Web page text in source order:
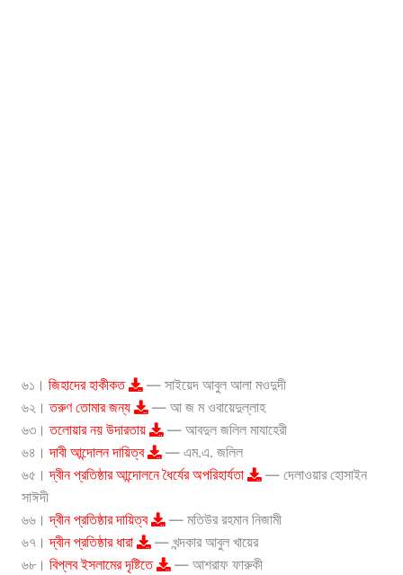
৬১। জিহাদের হাকীকত
— সাইয়েদ আবুল আলা মওদুদী
৬২।তরুণ তোমার জন্য
— আ জ ম ওবায়েদুল্লাহ
৬৩।তলোয়ার নয় উদারতায়
— আবদুল জলিল মাযাহেরী
৬৪।দাবী আন্দোলন দায়িত্ব
— এম.এ. জলিল
৬৫।দ্বীন প্রতিষ্ঠার আন্দোলনে ধৈর্যের অপরিহার্যতা
— দেলাওয়ার হোসাইন
সাঈদী
৬৬।দ্বীন প্রতিষ্ঠার দায়িত্ব
— মতিউর রহমান নিজামী
৬৭।দ্বীন প্রতিষ্ঠার ধারা
— খন্দকার আবুল খায়ের
৬৮। বিপ্লব ইসলামের দৃষ্টিতে
— আশরাফ ফারুকী